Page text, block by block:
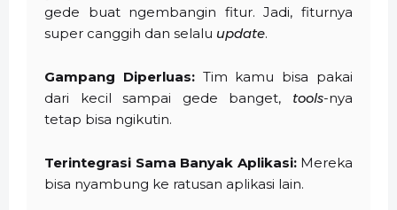
gede buat ngembangin fitur. Jadi, fiturnya
super canggih dan selalu update.
Gampang Diperluas:Tim kamu bisa pakai
dari kecil sampai gede banget, tools-nya
tetap bisa ngikutin.
Terintegrasi Sama Banyak Aplikasi:Mereka
bisa nyambung ke ratusan aplikasi lain.